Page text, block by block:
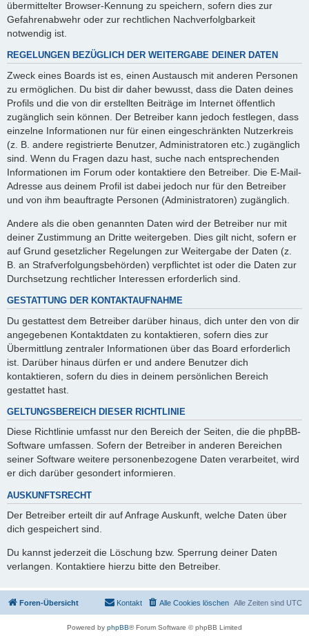
übermittelter Browser-Kennung zu speichern, sofern dies zur
Gefahrenabwehr oder zur rechtlichen Nachverfolgbarkeit
notwendig ist.
REGELUNGEN BEZÜGLICH DER WEITERGABE DEINER DATEN
Zweck eines Boards ist es, einen Austausch mit anderen Personen
zu ermöglichen. Du bist dir daher bewusst, dass die Daten deines
Profils und die von dir erstellten Beiträge im Internet öffentlich
zugänglich sein können. Der Betreiber kann jedoch festlegen, dass
einzelne Informationen nur für einen eingeschränkten Nutzerkreis
(z. B. andere registrierte Benutzer, Administratoren etc.) zugänglich
sind. Wenn du Fragen dazu hast, suche nach entsprechenden
Informationen im Forum oder kontaktiere den Betreiber. Die E-Mail-
Adresse aus deinem Profil ist dabei jedoch nur für den Betreiber
und von ihm beauftragte Personen (Administratoren) zugänglich.
Andere als die oben genannten Daten wird der Betreiber nur mit
deiner Zustimmung an Dritte weitergeben. Dies gilt nicht, sofern er
auf Grund gesetzlicher Regelungen zur Weitergabe der Daten (z.
B. an Strafverfolgungsbehörden) verpflichtet ist oder die Daten zur
Durchsetzung rechtlicher Interessen erforderlich sind.
GESTATTUNG DER KONTAKTAUFNAHME
Du gestattest dem Betreiber darüber hinaus, dich unter den von dir
angegebenen Kontaktdaten zu kontaktieren, sofern dies zur
Übermittlung zentraler Informationen über das Board erforderlich
ist. Darüber hinaus dürfen er und andere Benutzer dich
kontaktieren, sofern du dies in deinem persönlichen Bereich
gestattet hast.
GELTUNGSBEREICH DIESER RICHTLINIE
Diese Richtlinie umfasst nur den Bereich der Seiten, die die phpBB-
Software umfassen. Sofern der Betreiber in anderen Bereichen
seiner Software weitere personenbezogene Daten verarbeitet, wird
er dich darüber gesondert informieren.
AUSKUNFTSRECHT
Der Betreiber erteilt dir auf Anfrage Auskunft, welche Daten über
dich gespeichert sind.
Du kannst jederzeit die Löschung bzw. Sperrung deiner Daten
verlangen. Kontaktiere hierzu bitte den Betreiber.
Foren-Übersicht Alle Zeiten sind UTC
Alle Cookies löschen
Kontakt
Powered by phpBB® Forum Software © phpBB Limited